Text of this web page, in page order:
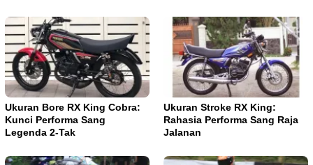
Ukuran Bore RX King Cobra:
Kunci Performa Sang
Legenda 2-Tak
Ukuran Stroke RX King:
Rahasia Performa Sang Raja
Jalanan